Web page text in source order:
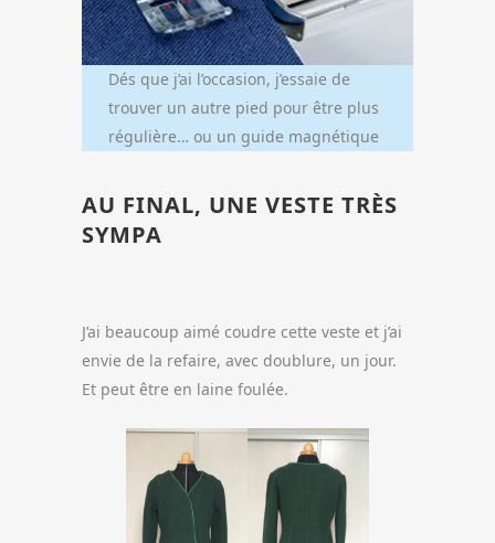
Dés que j’ai l’occasion, j’essaie de
trouver un autre pied pour être plus
régulière… ou un guide magnétique
AU FINAL, UNE VESTE TRÈS
SYMPA
J’ai beaucoup aimé coudre cette veste et j’ai
envie de la refaire, avec doublure, un jour.
Et peut être en laine foulée.